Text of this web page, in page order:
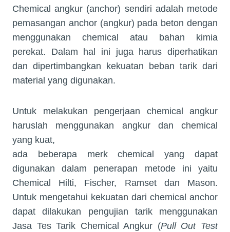
Chemical angkur (anchor) sendiri adalah metode
pemasangan anchor (angkur) pada beton dengan
menggunakan chemical atau bahan kimia
perekat. Dalam hal ini juga harus diperhatikan
dan dipertimbangkan kekuatan beban tarik dari
material yang digunakan.
Untuk melakukan pengerjaan chemical angkur
haruslah menggunakan angkur dan chemical
yang kuat,
ada beberapa merk chemical yang dapat
digunakan dalam penerapan metode ini yaitu
Chemical Hilti, Fischer, Ramset dan Mason.
Untuk mengetahui kekuatan dari chemical anchor
dapat dilakukan pengujian tarik menggunakan
Jasa Tes Tarik Chemical Angkur (Pull Out Test